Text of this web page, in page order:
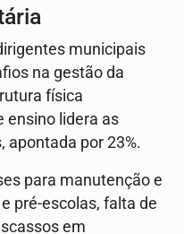
municipais
na gestão da
física
ensino lidera as
apontada por 23%.
para manutenção e
pré-escolas, falta de
em